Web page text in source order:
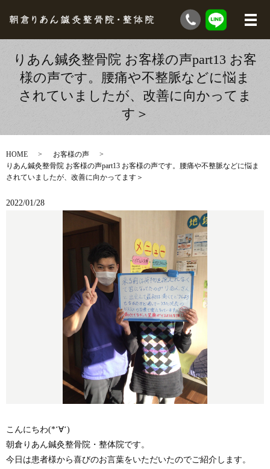
りあん鍼灸整骨院 お客様の声part13 お客
様の声です。腰痛や不整脈などに悩ま
されていましたが、改善に向かってま
す＞
HOME
お客様の声
りあん鍼灸整骨院 お客様の声part13 お客様の声です。腰痛や不整脈などに悩ま
されていましたが、改善に向かってます＞
2022/01/28
こんにちわ(*‘∀‘)
朝倉りあん鍼灸整骨院・整体院です。
今日は患者様から喜びのお言葉をいただいたのでご紹介します。